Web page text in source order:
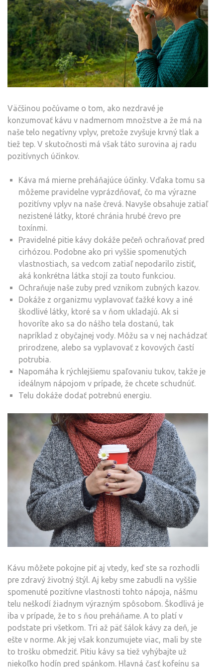
Väčšinou počúvame o tom, ako nezdravé je
konzumovať kávu v nadmernom množstve a že má na
naše telo negatívny vplyv, pretože zvyšuje krvný tlak a
tiež tep. V skutočnosti má však táto surovina aj radu
pozitívnych účinkov.
Káva má mierne preháňajúce účinky. Vďaka tomu sa
môžeme pravidelne vyprázdňovať, čo ma výrazne
pozitívny vplyv na naše črevá. Navyše obsahuje zatiaľ
nezistené látky, ktoré chránia hrubé črevo pre
toxínmi.
Pravidelné pitie kávy dokáže pečeň ochraňovať pred
cirhózou. Podobne ako pri vyššie spomenutých
vlastnostiach, sa vedcom zatiaľ nepodarilo zistiť,
aká konkrétna látka stojí za touto funkciou.
Ochraňuje naše zuby pred vznikom zubných kazov.
Dokáže z organizmu vyplavovať ťažké kovy a iné
škodlivé látky, ktoré sa v ňom ukladajú. Ak si
hovoríte ako sa do nášho tela dostanú, tak
napríklad z obyčajnej vody. Môžu sa v nej nachádzať
prirodzene, alebo sa vyplavovať z kovových častí
potrubia.
Napomáha k rýchlejšiemu spaľovaniu tukov, takže je
ideálnym nápojom v prípade, že chcete schudnúť.
Telu dokáže dodať potrebnú energiu.
Kávu môžete pokojne piť aj vtedy, keď ste sa rozhodli
pre zdravý životný štýl. Aj keby sme zabudli na vyššie
spomenuté pozitívne vlastnosti tohto nápoja, nášmu
telu neškodí žiadnym výrazným spôsobom. Škodlivá je
iba v prípade, že to s ňou preháňame. A to platí v
podstate pri všetkom. Tri až päť šálok kávy za deň, je
ešte v norme. Ak jej však konzumujete viac, mali by ste
to trošku obmedziť. Pitiu kávy sa tiež vyhýbajte už
niekoľko hodín pred spánkom. Hlavná časť kofeínu sa